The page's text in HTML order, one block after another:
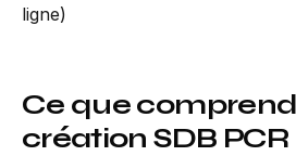
ligne)
Ce que
création SDB PCR